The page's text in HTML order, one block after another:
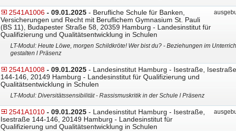
2541A1006 - 09.01.2025- Berufliche Schule für Banken,
Versicherungen und Recht mit Beruflichem Gymnasium St. Pauli
(BS 11), Budapester Straße 58, 20359 Hamburg - Landesinstitut für
Qualifizierung und Qualitätsentwicklung in Schulen
LT-Modul: Heute Löwe, morgen Schildkröte! Wer bist du? - Beziehungen im
gestalten l Präsenz
2541A1008 - 09.01.2025- Landesinstitut Hamburg - Isestraße, Isestraße
144-146, 20149 Hamburg - Landesinstitut für Qualifizierung und
Qualitätsentwicklung in Schulen
LT-Modul: Diversitätssensibilität - Rassismuskritik in der Schule l Präsenz
2541A1010 - 09.01.2025- Landesinstitut Hamburg - Isestraße,
Isestraße 144-146, 20149 Hamburg - Landesinstitut für
Qualifizierung und Qualitätsentwicklung in Schulen